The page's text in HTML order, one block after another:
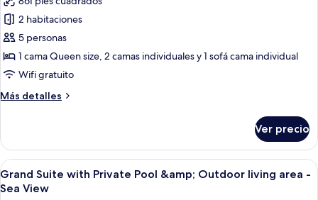
View
fotos
de
Family
Retreat
with
Private
Pool
View
2 habitaciones
5 personas
1 cama Queen size, 2 camas individuales y 1 sofá cama individual
Wifi gratuito
Más detalles
Más
Retreat
with
Private
Pool
Ver precio
Abrir
todas
Una habitación de hotel moderna
15
Grand Suite with Private Pool &amp; Outdoor living area -
Sea View